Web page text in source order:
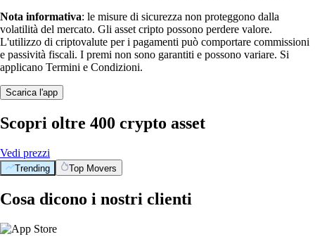
Nota informativa: le misure di sicurezza non proteggono dalla
volatilità del mercato. Gli asset cripto possono perdere valore.
L'utilizzo di criptovalute per i pagamenti può comportare commissioni
e passività fiscali. I premi non sono garantiti e possono variare. Si
applicano Termini e Condizioni.
Scarica l'app
Scopri oltre 400 crypto asset
Vedi prezzi
Trending Top Movers
Cosa dicono i nostri clienti